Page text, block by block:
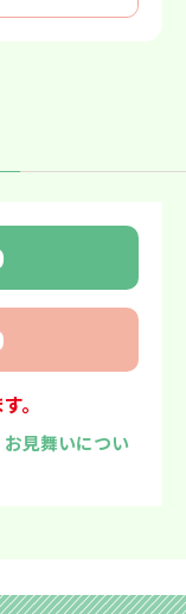
。
見舞いについ